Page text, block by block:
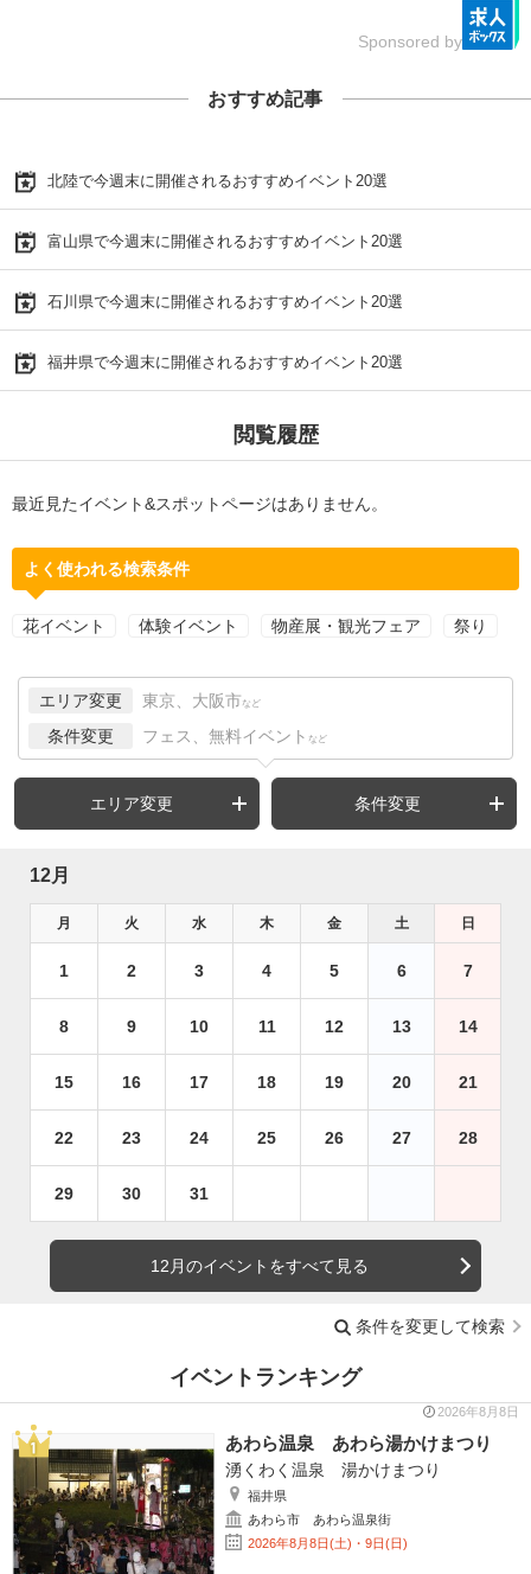
Sponsored by
おすすめ記事
北陸で今週末に開催されるおすすめイベント20選
富山県で今週末に開催されるおすすめイベント20選
石川県で今週末に開催されるおすすめイベント20選
福井県で今週末に開催されるおすすめイベント20選
閲覧履歴
最近見たイベント&スポットページはありません。
よく使われる検索条件
花イベント 体験イベント 物産展・観光フェア 祭り
エリア変更 東京、大阪市 など
条件変更 フェス、無料イベント など
エリア変更 条件変更
12月
月 火 水 木 金 土 日
1 2 3 4 5 6 7
8 9 10 11 12 13 14
15 16 17 18 19 20 21
22 23 24 25 26 27 28
29 30 31
12月のイベントをすべて見る
条件を変更して検索
イベントランキング
2026年8月8日
あわら温泉 あわら湯かけまつり
湧くわく温泉 湯かけまつり
福井県
あわら市 あわら温泉街
2026年8月8日(土)・9日(日)